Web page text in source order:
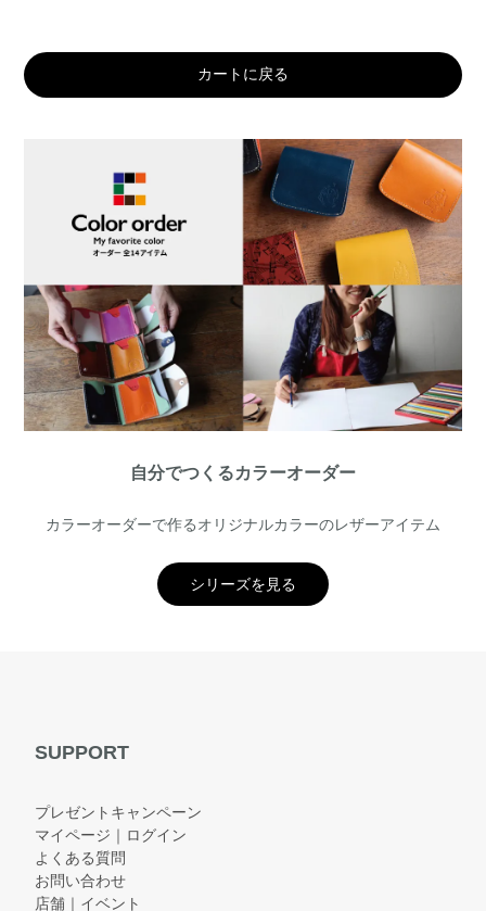
カートに戻る
自分でつくるカラーオーダー
カラーオーダーで作るオリジナルカラーのレザーアイテム
シリーズを見る
SUPPORT
プレゼントキャンペーン
マイページ｜ログイン
よくある質問
お問い合わせ
店舗｜イベント